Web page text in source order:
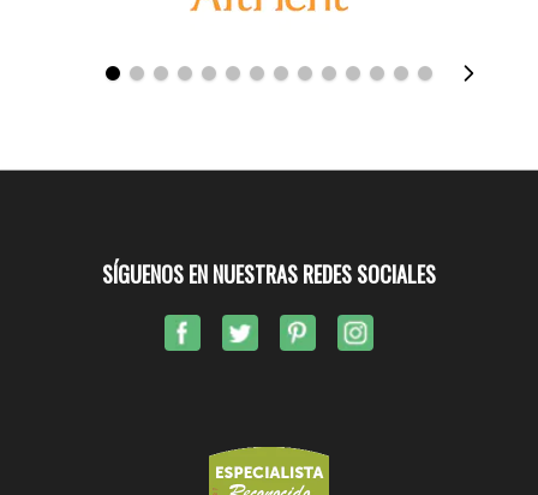
SÍGUENOS EN NUESTRAS REDES SOCIALES